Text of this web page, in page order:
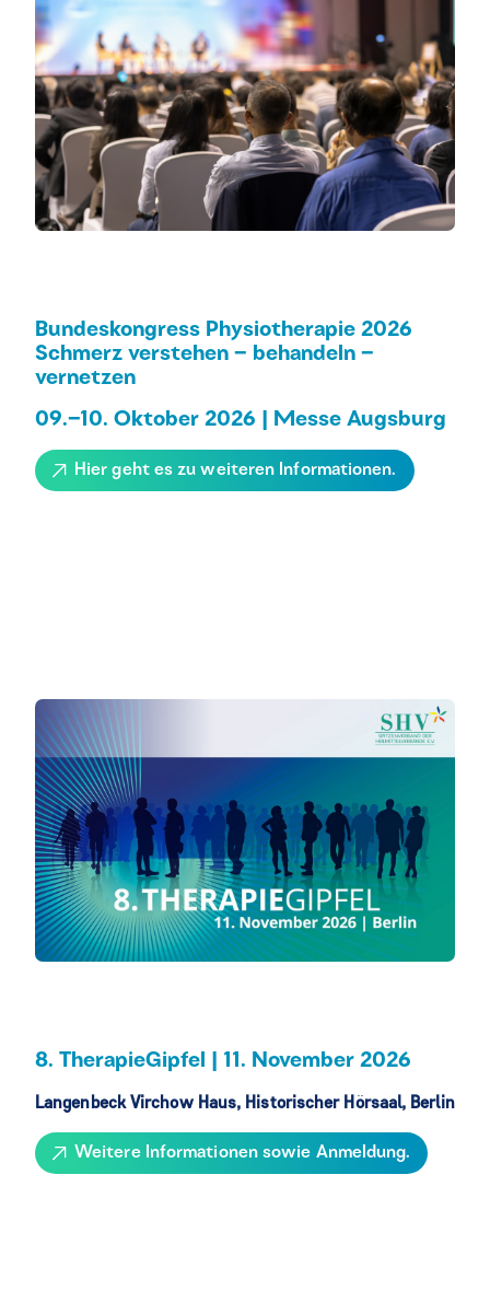
Bundeskongress Physiotherapie 2026
Schmerz verstehen – behandeln –
vernetzen
09.–10. Oktober 2026 | Messe Augsburg
Hier geht es zu weiteren Informationen.
8. TherapieGipfel | 11. November 2026
Langenbeck Virchow Haus, Historischer Hörsaal, Berlin
Weitere Informationen sowie Anmeldung.